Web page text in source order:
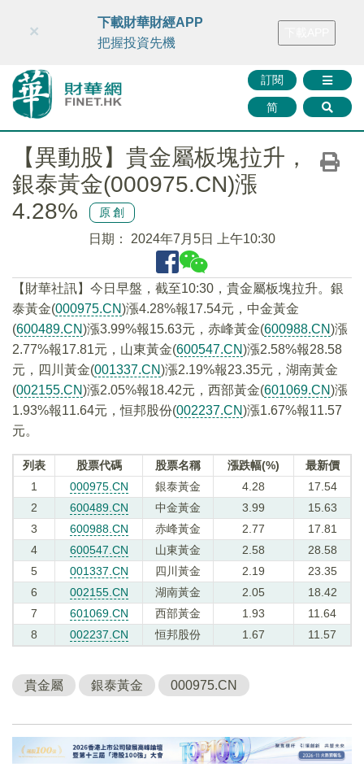
財華智庫網 FINTV FINMETA 財華證券 媒體矩陣
訂閱
简
×
下載財華財經APP
把握投資先機
【異動股】貴金屬板塊拉升，
銀泰黃金(000975.CN)漲
4.28%
原創
日期： 2024年7月5日 上午10:30
【財華社訊】今日早盤，截至10:30，貴金屬板塊拉升。銀
泰黃金(000975.CN)漲4.28%報17.54元，中金黃金
(600489.CN)漲3.99%報15.63元，赤峰黃金(600988.CN)漲
2.77%報17.81元，山東黃金(600547.CN)漲2.58%報28.58
元，四川黃金(001337.CN)漲2.19%報23.35元，湖南黃金
(002155.CN)漲2.05%報18.42元，西部黃金(601069.CN)漲
1.93%報11.64元，恒邦股份(002237.CN)漲1.67%報11.57
元。
列表 股票代碼 股票名稱 漲跌幅(%)
最新價
1
000975.CN 銀泰黃金 4.28
17.54
2
600489.CN 中金黃金 3.99
15.63
3
600988.CN 赤峰黃金 2.77
17.81
4
600547.CN 山東黃金 2.58
28.58
5
001337.CN 四川黃金 2.19
23.35
6
002155.CN 湖南黃金 2.05
18.42
7
601069.CN 西部黃金 1.93
11.64
8
002237.CN 恒邦股份 1.67 11.57
貴金屬 銀泰黃金 000975.CN